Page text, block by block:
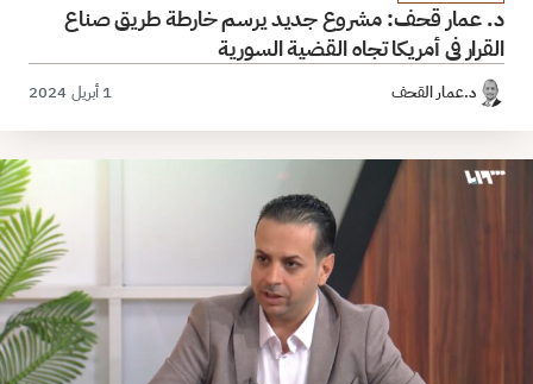
د. عمار قحف: مشروع جديد يرسم خارطة طريق صناع
القرار في أمريكا تجاه القضية السورية
د.عمار القحف 1 أبريل 2024